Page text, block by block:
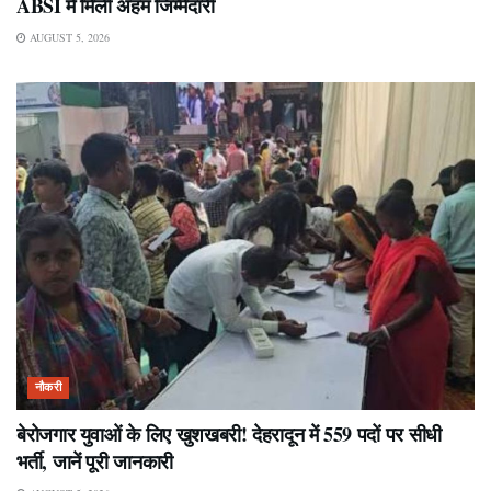
AUGUST 5, 2026
नौकरी
बेरोजगार युवाओं के लिए खुशखबरी! देहरादून में 559 पदों पर सीधी
भर्ती, जानें पूरी जानकारी